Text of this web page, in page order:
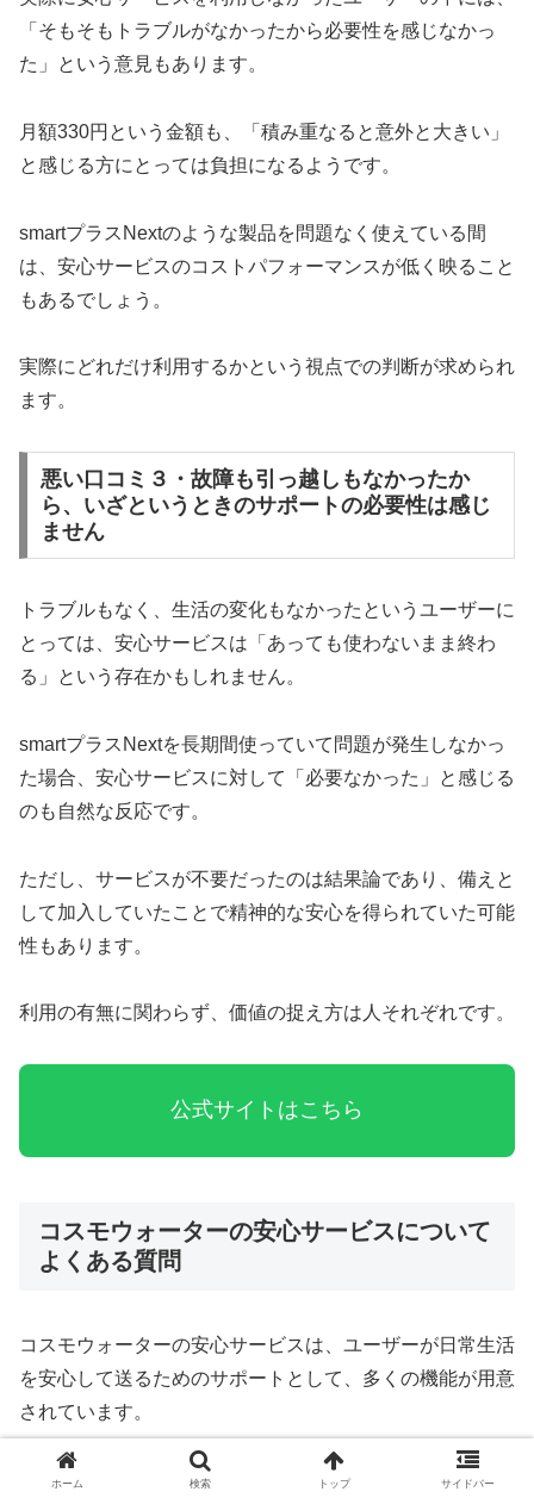
「そもそもトラブルがなかったから必要性を感じなかっ
た」という意見もあります。
月額330円という金額も、「積み重なると意外と大きい」
と感じる方にとっては負担になるようです。
smartプラスNextのような製品を問題なく使えている間
は、安心サービスのコストパフォーマンスが低く映ること
もあるでしょう。
実際にどれだけ利用するかという視点での判断が求められ
ます。
悪い口コミ３・故障も引っ越しもなかったか
ら、いざというときのサポートの必要性は感じ
ません
トラブルもなく、生活の変化もなかったというユーザーに
とっては、安心サービスは「あっても使わないまま終わ
る」という存在かもしれません。
smartプラスNextを長期間使っていて問題が発生しなかっ
た場合、安心サービスに対して「必要なかった」と感じる
のも自然な反応です。
ただし、サービスが不要だったのは結果論であり、備えと
して加入していたことで精神的な安心を得られていた可能
性もあります。
利用の有無に関わらず、価値の捉え方は人それぞれです。
公式サイトはこちら
コスモウォーターの安心サービスについて
よくある質問
コスモウォーターの安心サービスは、ユーザーが日常生活
を安心して送るためのサポートとして、多くの機能が用意
されています。
しかしながら、加入前には「本当に必要かどうか」や「具
ホーム 検索 トップ サイドバー